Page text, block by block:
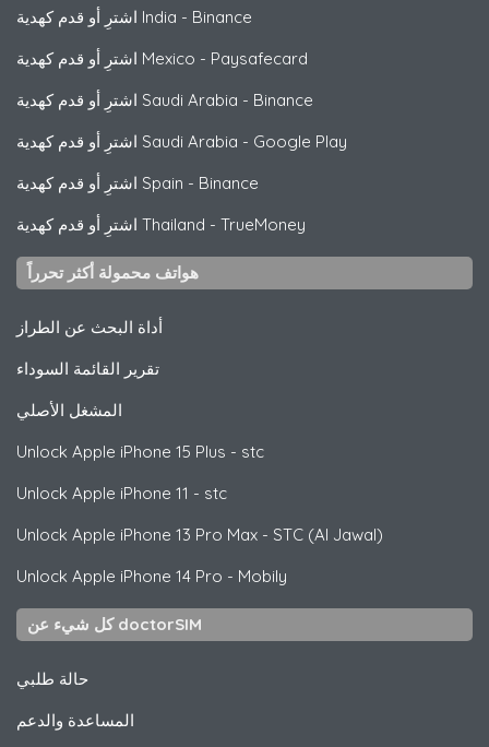
اشترِ أو قدم كهدية India - Binance
اشترِ أو قدم كهدية Mexico - Paysafecard
اشترِ أو قدم كهدية Saudi Arabia - Binance
اشترِ أو قدم كهدية Saudi Arabia - Google Play
اشترِ أو قدم كهدية Spain - Binance
اشترِ أو قدم كهدية Thailand - TrueMoney
هواتف محمولة أكثر تحرراً
أداة البحث عن الطراز
تقرير القائمة السوداء
المشغل الأصلي
Unlock Apple iPhone 15 Plus - stc
Unlock Apple iPhone 11 - stc
Unlock Apple iPhone 13 Pro Max - STC (Al Jawal)
Unlock Apple iPhone 14 Pro - Mobily
كل شيء عن doctorSIM
حالة طلبي
المساعدة والدعم